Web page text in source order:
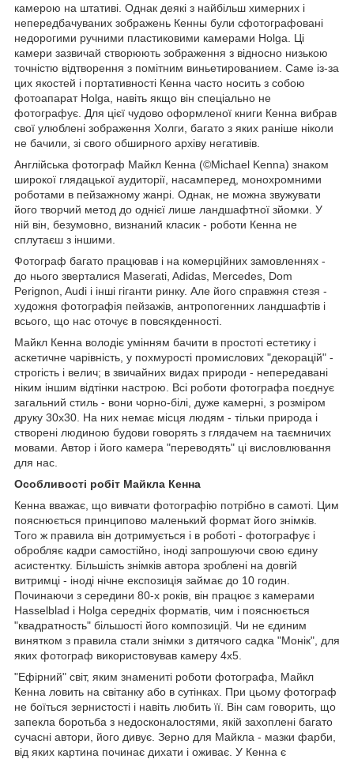
камерою на штативі. Однак деякі з найбільш химерних і
непередбачуваних зображень Кенны були сфотографовані
недорогими ручними пластиковими камерами Holga. Ці
камери зазвичай створюють зображення з відносно низькою
точністю відтворення з помітним виньетированием. Саме із-за
цих якостей і портативності Кенна часто носить з собою
фотоапарат Holga, навіть якщо він спеціально не
фотографує. Для цієї чудово оформленої книги Кенна вибрав
свої улюблені зображення Холги, багато з яких раніше ніколи
не бачили, зі свого обширного архіву негативів.
Англійська фотограф Майкл Кенна (©Michael Kenna) знаком
широкої глядацької аудиторії, насамперед, монохромними
роботами в пейзажному жанрі. Однак, не можна звужувати
його творчий метод до однієї лише ландшафтної зйомки. У
ній він, безумовно, визнаний класик - роботи Кенна не
сплутаєш з іншими.
Фотограф багато працював і на комерційних замовленнях -
до нього зверталися Maserati, Adidas, Mercedes, Dom
Perignon, Audi і інші гіганти ринку. Але його справжня стезя -
художня фотографія пейзажів, антропогенних ландшафтів і
всього, що нас оточує в повсякденності.
Майкл Кенна володіє умінням бачити в простоті естетику і
аскетичне чарівність, у похмурості промислових "декорацій" -
строгість і велич; в звичайних видах природи - непередавані
ніким іншим відтінки настрою. Всі роботи фотографа поєднує
загальний стиль - вони чорно-білі, дуже камерні, з розміром
друку 30х30. На них немає місця людям - тільки природа і
створені людиною будови говорять з глядачем на таємничих
мовами. Автор і його камера "переводять" ці висловлювання
для нас.
Особливості робіт Майкла Кенна
Кенна вважає, що вивчати фотографію потрібно в самоті. Цим
пояснюється принципово маленький формат його знімків.
Того ж правила він дотримується і в роботі - фотографує і
обробляє кадри самостійно, іноді запрошуючи свою єдину
асистентку. Більшість знімків автора зроблені на довгій
витримці - іноді нічне експозиція займає до 10 годин.
Починаючи з середини 80-х років, він працює з камерами
Hasselblad і Holga середніх форматів, чим і пояснюється
"квадратность" більшості його композицій. Чи не єдиним
винятком з правила стали знімки з дитячого садка "Монік", для
яких фотограф використовував камеру 4х5.
"Ефірний" світ, яким знамениті роботи фотографа, Майкл
Кенна ловить на світанку або в сутінках. При цьому фотограф
не боїться зернистості і навіть любить її. Він сам говорить, що
запекла боротьба з недосконалостями, якій захоплені багато
сучасні автори, його дивує. Зерно для Майкла - мазки фарби,
від яких картина починає дихати і оживає. У Кенна є